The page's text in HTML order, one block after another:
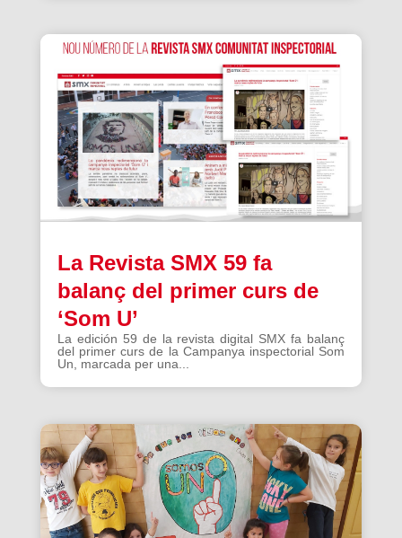
La Revista SMX 59 fa
balanç del primer curs de
‘Som U’
La edición 59 de la revista digital SMX fa balanç
del primer curs de la Campanya inspectorial Som
Un, marcada per una...